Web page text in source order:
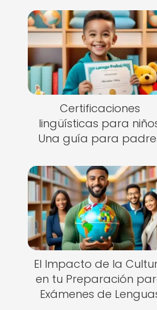
Certificaciones
lingüísticas para
Una guía para
El Impacto de la
en tu Preparación
Exámenes de